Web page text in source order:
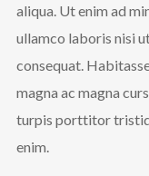
aliqua. Ut enim ad
ullamco laboris nisi
consequat.
magna ac magna
turpis porttitor
enim.